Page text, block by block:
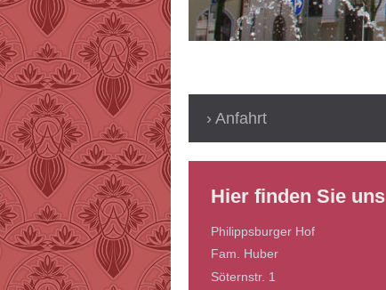
Anfahrt
Hier finden Sie uns
Philippsburger Hof
Fam. Huber
Söternstr. 1